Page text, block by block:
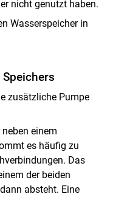
nicht genutzt haben.
Wasserspeicher in
zusätzliche Pumpe
einem
es häufig zu
Das
der beiden
absteht. Eine